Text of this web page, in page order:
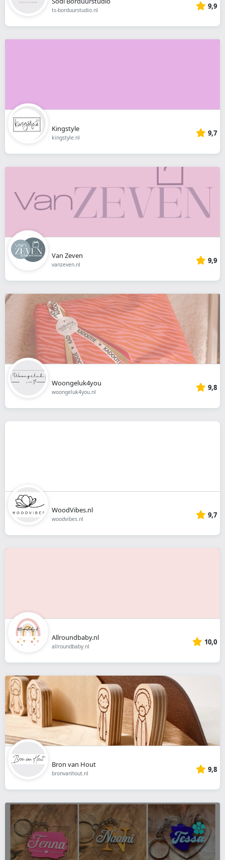
ts-borduurstudio.nl 9,9
Kingstyle
kingstyle.nl 9,7
Van Zeven
vanzeven.nl 9,9
Woongeluk4you
woongeluk4you.nl 9,8
WoodVibes.nl
woodvibes.nl 9,7
Allroundbaby.nl
allroundbaby.nl 10,0
Bron van Hout
bronvanhout.nl 9,8